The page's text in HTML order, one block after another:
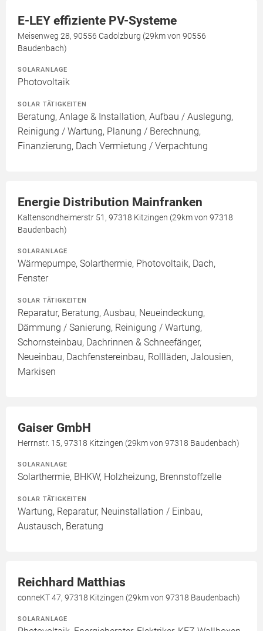
E-LEY effiziente PV-Systeme
Meisenweg 28, 90556 Cadolzburg (29km von 90556
Baudenbach)
SOLARANLAGE
Photovoltaik
SOLAR TÄTIGKEITEN
Beratung, Anlage & Installation, Aufbau / Auslegung,
Reinigung / Wartung, Planung / Berechnung,
Finanzierung, Dach Vermietung / Verpachtung
Energie Distribution Mainfranken
Kaltensondheimerstr 51, 97318 Kitzingen (29km von 97318
Baudenbach)
SOLARANLAGE
Wärmepumpe, Solarthermie, Photovoltaik, Dach,
Fenster
SOLAR TÄTIGKEITEN
Reparatur, Beratung, Ausbau, Neueindeckung,
Dämmung / Sanierung, Reinigung / Wartung,
Schornsteinbau, Dachrinnen & Schneefänger,
Neueinbau, Dachfenstereinbau, Rollläden, Jalousien,
Markisen
Gaiser GmbH
Herrnstr. 15, 97318 Kitzingen (29km von 97318 Baudenbach)
SOLARANLAGE
Solarthermie, BHKW, Holzheizung, Brennstoffzelle
SOLAR TÄTIGKEITEN
Wartung, Reparatur, Neuinstallation / Einbau,
Austausch, Beratung
Reichhard Matthias
conneKT 47, 97318 Kitzingen (29km von 97318 Baudenbach)
SOLARANLAGE